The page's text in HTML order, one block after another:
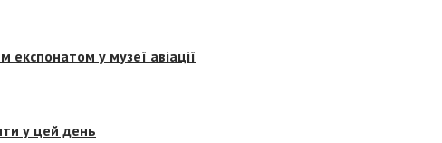
експонатом у музеї авіації
у цей день